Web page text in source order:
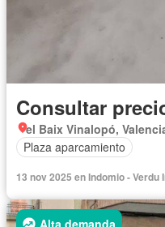
Consultar
el Baix Vinalopó,
Plaza aparcamiento
13 nov 2025 en Indomio - Verdu
Alta demanda